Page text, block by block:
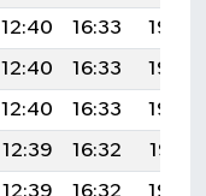
12:40 16:33
19:50
12:40 16:33
19:49
12:40 16:33
19:48
12:39 16:32
19:47